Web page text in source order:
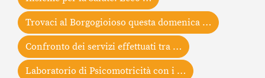
Trovaci al Borgogioioso questa domenica …
Confronto dei servizi effettuati tra …
Laboratorio di Psicomotricità con i …